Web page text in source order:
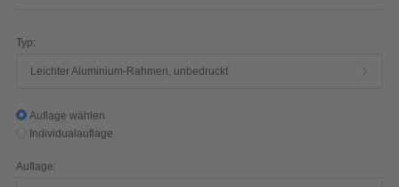
Typ:
Leichter Aluminium-Rahmen, unbedruckt
Auflage wählen
Individualauflage
Auflage: